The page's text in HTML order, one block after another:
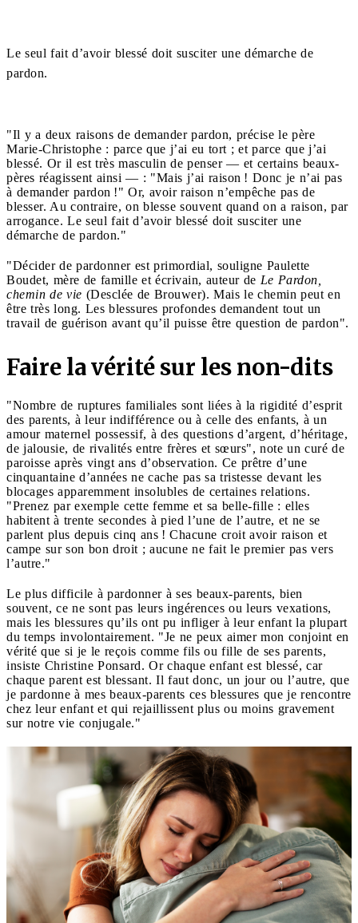
Le seul fait d’avoir blessé doit susciter une démarche de
pardon.
"Il y a deux raisons de demander pardon, précise le père
Marie-Christophe : parce que j’ai eu tort ; et parce que j’ai
blessé. Or il est très masculin de penser — et certains beaux-
pères réagissent ainsi — : "Mais j’ai raison ! Donc je n’ai pas
à demander pardon !" Or, avoir raison n’empêche pas de
blesser. Au contraire, on blesse souvent quand on a raison, par
arrogance. Le seul fait d’avoir blessé doit susciter une
démarche de pardon."
"Décider de pardonner est primordial, souligne Paulette
Boudet, mère de famille et écrivain, auteur de Le Pardon,
chemin de vie (Desclée de Brouwer). Mais le chemin peut en
être très long. Les blessures profondes demandent tout un
travail de guérison avant qu’il puisse être question de pardon".
Faire la vérité sur les non-dits
"Nombre de ruptures familiales sont liées à la rigidité d’esprit
des parents, à leur indifférence ou à celle des enfants, à un
amour maternel possessif, à des questions d’argent, d’héritage,
de jalousie, de rivalités entre frères et sœurs", note un curé de
paroisse après vingt ans d’observation. Ce prêtre d’une
cinquantaine d’années ne cache pas sa tristesse devant les
blocages apparemment insolubles de certaines relations.
"Prenez par exemple cette femme et sa belle-fille : elles
habitent à trente secondes à pied l’une de l’autre, et ne se
parlent plus depuis cinq ans ! Chacune croit avoir raison et
campe sur son bon droit ; aucune ne fait le premier pas vers
l’autre."
Le plus difficile à pardonner à ses beaux-parents, bien
souvent, ce ne sont pas leurs ingérences ou leurs vexations,
mais les blessures qu’ils ont pu infliger à leur enfant la plupart
du temps involontairement. "Je ne peux aimer mon conjoint en
vérité que si je le reçois comme fils ou fille de ses parents,
insiste Christine Ponsard. Or chaque enfant est blessé, car
chaque parent est blessant. Il faut donc, un jour ou l’autre, que
je pardonne à mes beaux-parents ces blessures que je rencontre
chez leur enfant et qui rejaillissent plus ou moins gravement
sur notre vie conjugale."